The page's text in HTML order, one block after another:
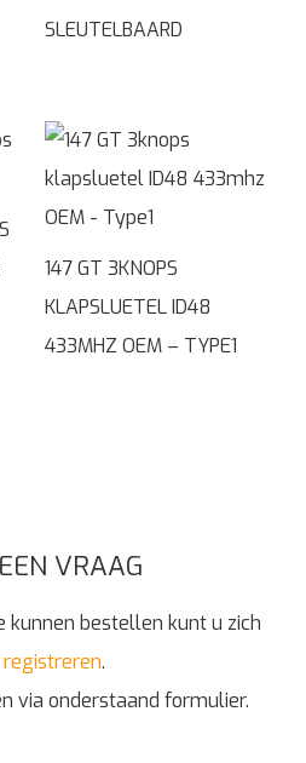
SLEUTELBAARD
147 GT 3KNOPS
KLAPSLUETEL ID48
433MHZ OEM – TYPE1
VRAAG
kunnen bestellen kunt u zich
registreren.
via onderstaand formulier.